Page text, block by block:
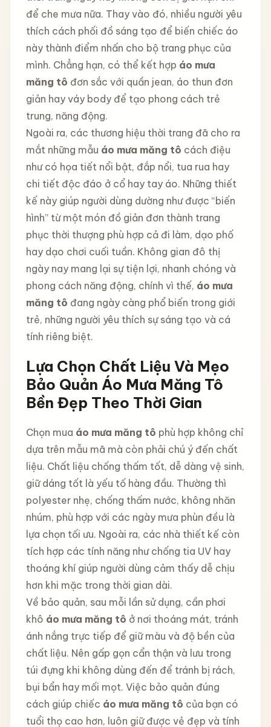
để che mưa nữa. Thay vào đó, nhiều người yêu
thích cách phối đồ sáng tạo để biến chiếc áo
này thành điểm nhấn cho bộ trang phục của
mình. Chẳng hạn, có thể kết hợp áo mưa
măng tô đơn sắc với quần jean, áo thun đơn
giản hay váy body để tạo phong cách trẻ
trung, năng động.
Ngoài ra, các thương hiệu thời trang đã cho ra
mắt những mẫu áo mưa măng tô cách điệu
như có họa tiết nổi bật, đắp nổi, tua rua hay
chi tiết độc đáo ở cổ hay tay áo. Những thiết
kế này giúp người dùng dường như được “biến
hình” từ một món đồ giản đơn thành trang
phục thời thượng phù hợp cả đi làm, dạo phố
hay dạo chơi cuối tuần. Không gian đô thị
ngày nay mang lại sự tiện lợi, nhanh chóng và
phong cách năng động, chính vì thế, áo mưa
măng tô đang ngày càng phổ biến trong giới
trẻ, những người yêu thích sự sáng tạo và cá
tính riêng biệt.
Lựa Chọn Chất Liệu Và Mẹo
Bảo Quản Áo Mưa Măng Tô
Bền Đẹp Theo Thời Gian
Chọn mua áo mưa măng tô phù hợp không chỉ
dựa trên mẫu mã mà còn phải chú ý đến chất
liệu. Chất liệu chống thấm tốt, dễ dàng vệ sinh,
giữ dáng tốt là yếu tố hàng đầu. Thường thì
polyester nhẹ, chống thấm nước, không nhăn
nhúm, phù hợp với các ngày mưa phùn đều là
lựa chọn tối ưu. Ngoài ra, các nhà thiết kế còn
tích hợp các tính năng như chống tia UV hay
thoáng khí giúp người dùng cảm thấy dễ chịu
hơn khi mặc trong thời gian dài.
Về bảo quản, sau mỗi lần sử dụng, cần phơi
khô áo mưa măng tô ở nơi thoáng mát, tránh
ánh nắng trực tiếp để giữ màu và độ bền của
chất liệu. Nên gấp gọn cẩn thận và lưu trong
túi đựng khi không dùng đến để tránh bị rách,
bụi bẩn hay mối mọt. Việc bảo quản đúng
cách giúp chiếc áo mưa măng tô của bạn có
tuổi thọ cao hơn, luôn giữ được vẻ đẹp và tính